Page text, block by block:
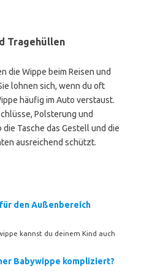
Tragehüllen
die Wippe beim Reisen und
lohnen sich, wenn du oft
häufig im Auto verstaust.
Polsterung und
Tasche das Gestell und die
ausreichend schützt.
den Außenbereich
kannst du deinem Kind auch
Babywippe kompliziert?